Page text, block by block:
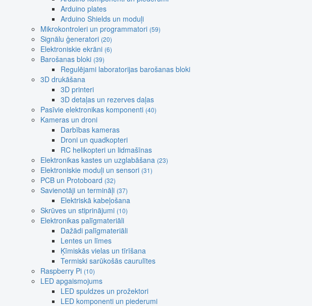
Arduino plates
Arduino Shields un moduļi
Mikrokontroleri un programmatori (59)
Signālu ģeneratori (20)
Elektroniskie ekrāni (6)
Barošanas bloki (39)
Regulējami laboratorijas barošanas bloki
3D drukāšana
3D printeri
3D detaļas un rezerves daļas
Pasīvie elektronikas komponenti (40)
Kameras un droni
Darbības kameras
Droni un quadkopteri
RC helikopteri un lidmašīnas
Elektronikas kastes un uzglabāšana (23)
Elektroniskie moduļi un sensori (31)
PCB un Protoboard (32)
Savienotāji un termināļi (37)
Elektriskā kabeļošana
Skrūves un stiprinājumi (10)
Elektronikas palīgmateriāli
Dažādi palīgmateriāli
Lentes un līmes
Ķīmiskās vielas un tīrīšana
Termiski sarūkošās caurulītes
Raspberry Pi (10)
LED apgaismojums
LED spuldzes un prožektori
LED komponenti un piederumi